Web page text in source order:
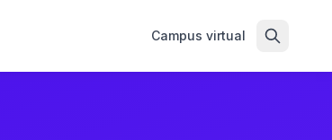
Campus virtual